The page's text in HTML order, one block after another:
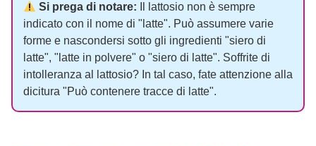
Si prega di notare: Il lattosio non è sempre
indicato con il nome di "latte". Può assumere varie
forme e nascondersi sotto gli ingredienti "siero di
latte", "latte in polvere" o "siero di latte". Soffrite di
intolleranza al lattosio? In tal caso, fate attenzione alla
dicitura "Può contenere tracce di latte".